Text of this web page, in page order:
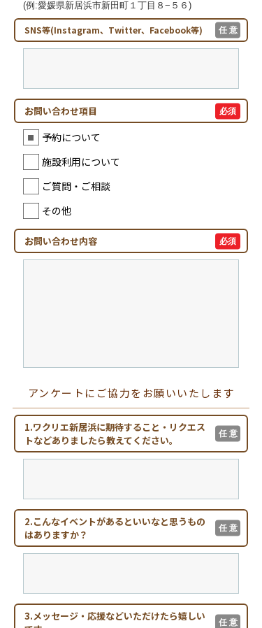
(例:愛媛県新居浜市新田町１丁目８−５６)
任 意
SNS等(Instagram、Twitter、Facebook等)
必須
お問い合わせ項目
予約について
施設利用について
ご質問・ご相談
その他
必須
お問い合わせ内容
アンケートにご協力をお願いいたします
任 意
1.ワクリエ新居浜に期待すること・リクエス
トなどありましたら教えてください。
任 意
2.こんなイベントがあるといいなと思うもの
はありますか？
任 意
3.メッセージ・応援などいただけたら嬉しい